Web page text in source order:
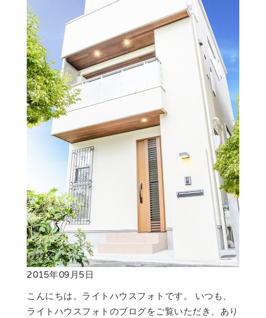
2015年09月5日
こんにちは。ライトハウスフォトです。 いつも、
ライトハウスフォトのブログをご覧いただき、あり